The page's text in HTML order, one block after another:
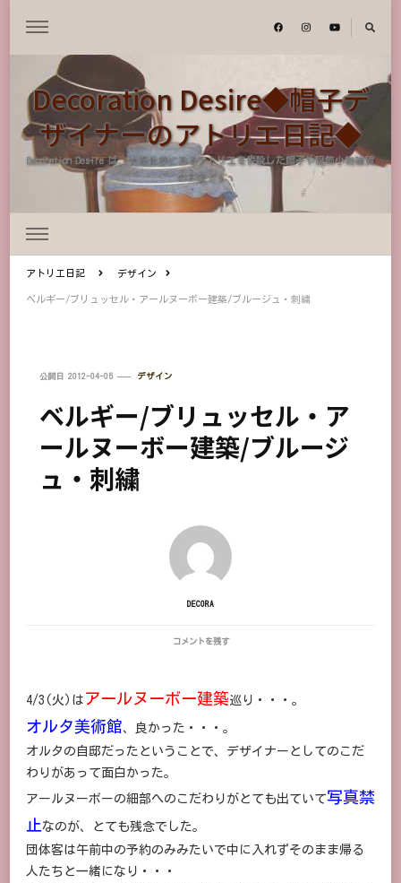
Decoration Desire◆帽子デ
ザイナーのアトリエ日記◆
Decoration Desire は、大阪北摂にあるアトリエを併設した帽子や服飾小物雑貨
のお店です
アトリエ日記 デザイン
ベルギー/ブリュッセル・アールヌーボー建築/ブルージュ・刺繍
公開日 2012-04-05 デザイン
ベルギー/ブリュッセル・ア
ールヌーボー建築/ブルージ
ュ・刺繍
DECORA
ベ
ブ
ュ
セ
ー
ヌ
ボ
コメントを残す
4/3(火)は アールヌーボー建築巡り・・・。
オルタ美術館、良かった・・・。
オルタの自邸だったということで、デザイナーとしてのこだ
わりがあって面白かった。
アールヌーボーの細部へのこだわりがとても出ていて写真禁
止なのが、とても残念でした。
団体客は午前中の予約のみみたいで中に入れずそのまま帰る
人たちと一緒になり・・・